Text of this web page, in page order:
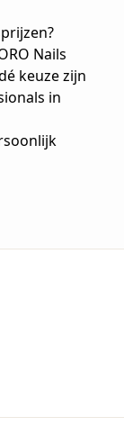
Nails
keuze zijn
in